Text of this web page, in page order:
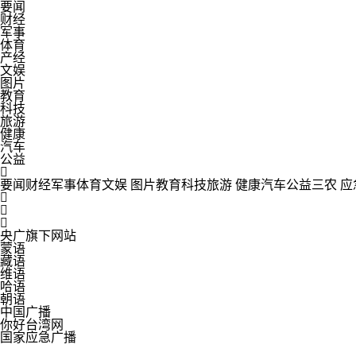
要闻
财经
军事
体育
产经
文娱
图片
教育
科技
旅游
健康
汽车
公益

要闻财经军事体育文娱 图片教育科技旅游健康汽车公益三农



央广旗下网站
蒙语
藏语
维语
哈语
朝语
中国广播
你好台湾网
国家应急广播